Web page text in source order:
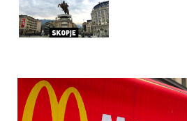
Open post